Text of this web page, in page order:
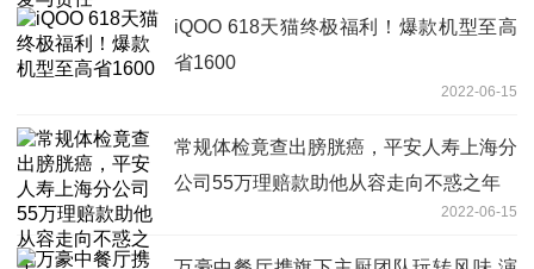
iQOO 618天猫终极福利！爆款机型至高
省1600
2022-06-15
常规体检竟查出膀胱癌，平安人寿上海分
公司55万理赔款助他从容走向不惑之年
2022-06-15